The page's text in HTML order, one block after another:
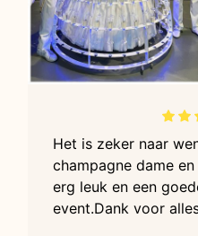
Het is zeker naar
champagne dame
erg leuk en een
event.Dank voor